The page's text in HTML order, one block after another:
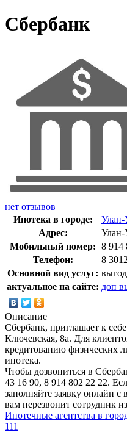
Сбербанк
нет отзывов
Ипотека в городе:
Улан-
Адрес:
Улан-
Мобильный номер: 8 914
Телефон:
8
Основной вид услуг:
актуальное на сайте: доп
Описание
Сбербанк, приглашает к
Ключевская, 8а. Для
кредитованию физических
ипотека.
Чтобы дозвониться в
43 16 90, 8 914 802 22 22.
заполняйте заявку онлайн
вам перезвонит сотрудник
Ипотечные агентства в
111